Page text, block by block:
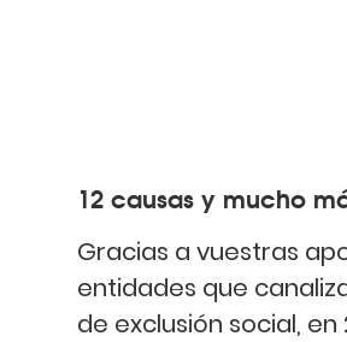
12 causas y mucho
Gracias a vuestras
entidades que
de exclusión social,